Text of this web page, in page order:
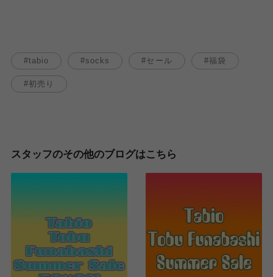
tabio socks セール 福袋
初売り
スタッフのその他のブログはこちら